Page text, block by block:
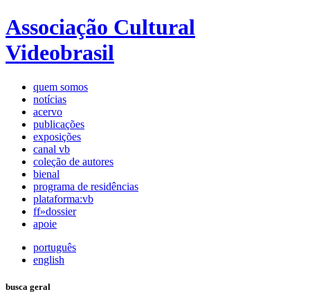
Associação Cultural
Videobrasil
quem somos
notícias
acervo
publicações
exposições
canal vb
coleção de autores
bienal
programa de residências
plataforma:vb
ff»dossier
apoie
português
english
busca geral